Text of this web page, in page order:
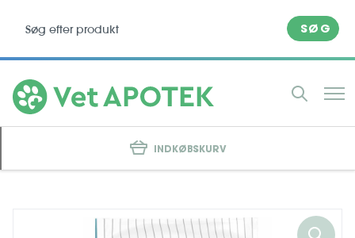
SØG
INDKØBSKURV